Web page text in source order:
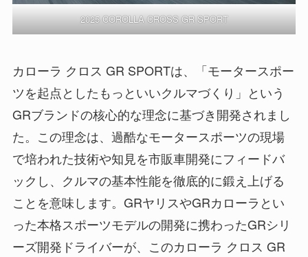
2025 COROLLA CROSS GR SPORT
カローラ クロス GR SPORTは、「モータースポー
ツを起点としたもっといいクルマづくり」という
GRブランドの核心的な理念に基づき開発されまし
た。この理念は、過酷なモータースポーツの現場
で培われた技術や知見を市販車開発にフィードバ
ックし、クルマの基本性能を徹底的に鍛え上げる
ことを意味します。GRヤリスやGRカローラとい
った本格スポーツモデルの開発に携わったGRシリ
ーズ開発ドライバーが、このカローラ クロス GR